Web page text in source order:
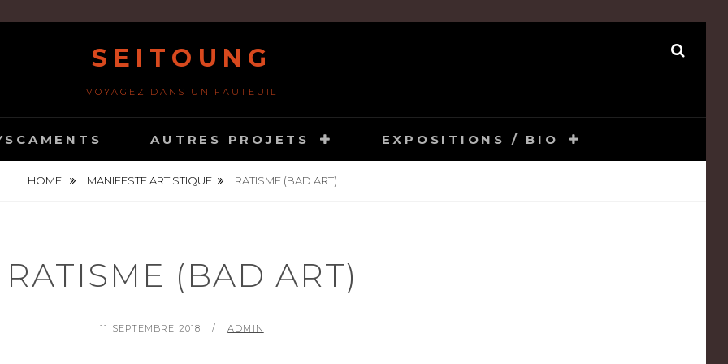
SEITOUNG
VOYAGEZ DANS UN FAUTEUIL
AUTRES PROJETS EXPOSITIONS / BIO
HOME MANIFESTE ARTISTIQUE RATISME (BAD ART)
RATISME (BAD ART)
POSTED
11 SEPTEMBRE 2018 BY
ADMIN